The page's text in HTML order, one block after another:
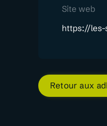
Site web
https://
Retour aux